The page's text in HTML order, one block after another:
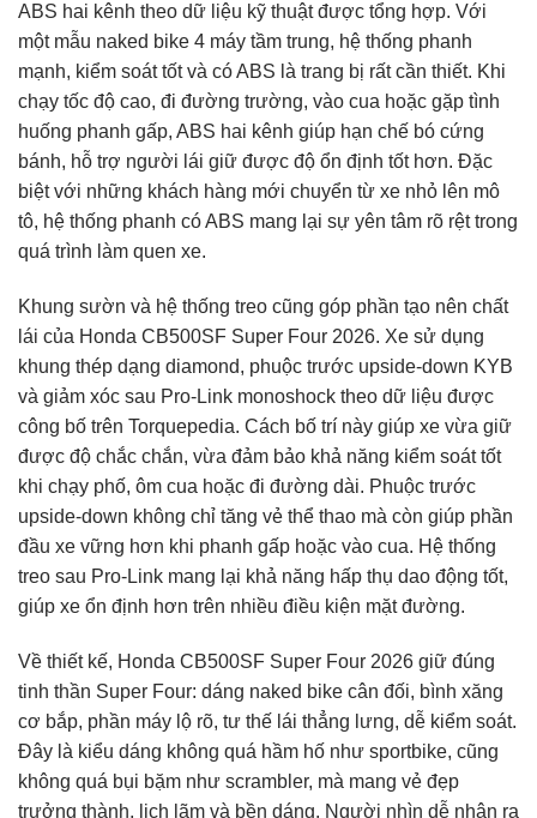
ABS hai kênh theo dữ liệu kỹ thuật được tổng hợp. Với
một mẫu naked bike 4 máy tầm trung, hệ thống phanh
mạnh, kiểm soát tốt và có ABS là trang bị rất cần thiết. Khi
chạy tốc độ cao, đi đường trường, vào cua hoặc gặp tình
huống phanh gấp, ABS hai kênh giúp hạn chế bó cứng
bánh, hỗ trợ người lái giữ được độ ổn định tốt hơn. Đặc
biệt với những khách hàng mới chuyển từ xe nhỏ lên mô
tô, hệ thống phanh có ABS mang lại sự yên tâm rõ rệt trong
quá trình làm quen xe.
Khung sườn và hệ thống treo cũng góp phần tạo nên chất
lái của Honda CB500SF Super Four 2026. Xe sử dụng
khung thép dạng diamond, phuộc trước upside-down KYB
và giảm xóc sau Pro-Link monoshock theo dữ liệu được
công bố trên Torquepedia. Cách bố trí này giúp xe vừa giữ
được độ chắc chắn, vừa đảm bảo khả năng kiểm soát tốt
khi chạy phố, ôm cua hoặc đi đường dài. Phuộc trước
upside-down không chỉ tăng vẻ thể thao mà còn giúp phần
đầu xe vững hơn khi phanh gấp hoặc vào cua. Hệ thống
treo sau Pro-Link mang lại khả năng hấp thụ dao động tốt,
giúp xe ổn định hơn trên nhiều điều kiện mặt đường.
Về thiết kế, Honda CB500SF Super Four 2026 giữ đúng
tinh thần Super Four: dáng naked bike cân đối, bình xăng
cơ bắp, phần máy lộ rõ, tư thế lái thẳng lưng, dễ kiểm soát.
Đây là kiểu dáng không quá hầm hố như sportbike, cũng
không quá bụi bặm như scrambler, mà mang vẻ đẹp
trưởng thành, lịch lãm và bền dáng. Người nhìn dễ nhận ra